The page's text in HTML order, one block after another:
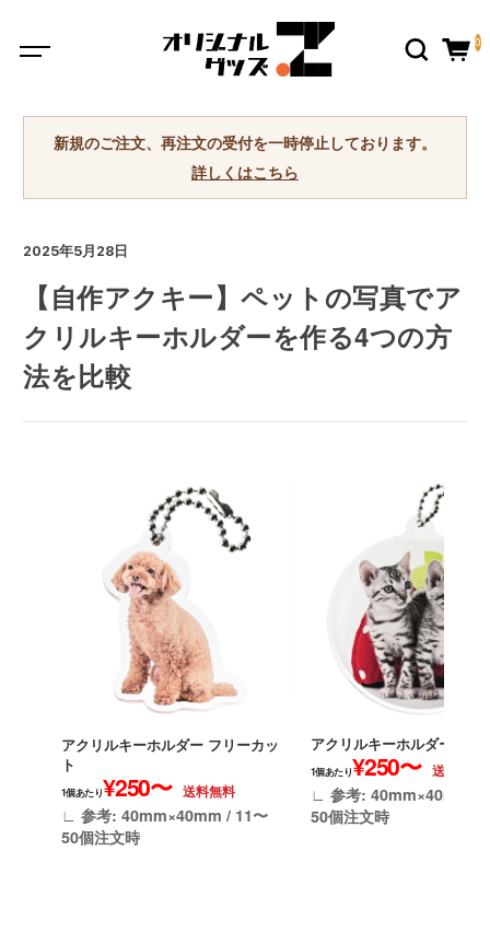
0
新規のご注文、再注文の受付を一時停止しております。
詳しくはこちら
2025年5月28日
【自作アクキー】ペットの写真でア
クリルキーホルダーを作る4つの方
法を比較
アクリルキーホルダー フリーカッ
ト
1個あたり¥250〜 送料無料
∟ 参考: 40mm×40mm / 11〜
50個注文時
アクリルキーホルダー 円形
1個あたり¥250〜 送料無料
∟ 参考: 40mm×40mm /
50個注文時